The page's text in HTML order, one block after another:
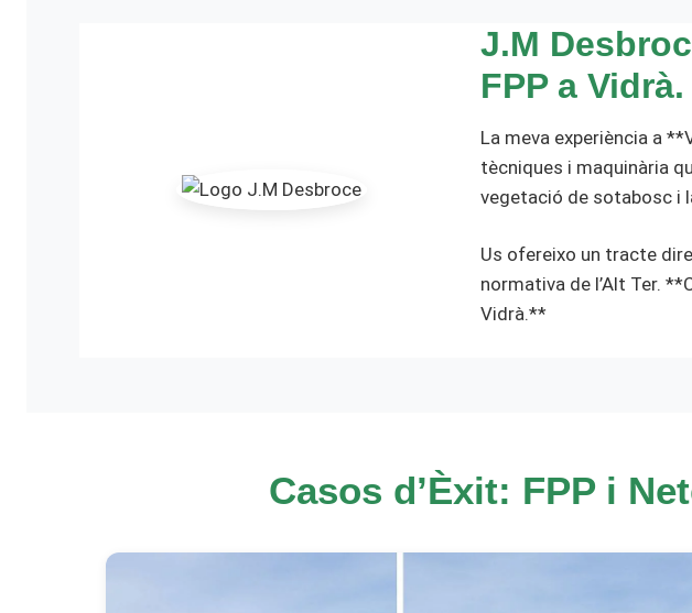
J.M
FPP a Vidrà.
La meva experiència a
tècniques i maquinària
vegetació de sotabosc i
Us ofereixo un tracte
normativa de l’Alt Ter.
Vidrà.**
Casos d’Èxit: FPP i